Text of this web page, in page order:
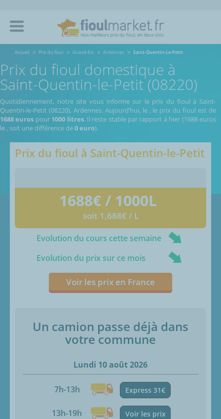
Accueil Prix du fioul Grand-Est Ardennes Saint-Quentin-Le-Petit
Prix du fioul domestique à
Saint-Quentin-le-Petit (08220)
Quotidiennement, notre site vous informe sur le prix du fioul à Saint-
Quentin-le-Petit (08220), Ardennes. Aujourd’hui, le , le prix du fioul est de
1688 euros pour 1000 litres. Il reste stable par rapport à hier (1688 euros
le , soit une différence de0 euro).
Prix du fioul à Saint-Quentin-le-Petit
1688€ / 1000L
soit 1,688€ / L
Evolution du cours cette semaine
Evolution du prix sur ce mois
Voir les prix en France
Un camion passe déjà dans
votre commune
Lundi 10 août 2026
7h-13h Express 31€
13h-19h Voir les prix